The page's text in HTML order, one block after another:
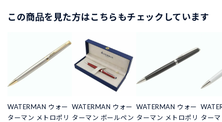
この商品を見た方はこちらもチェックしています
WATERMAN ウォー
ターマン メトロポリ
WATERMAN ウォー
ターマン ボールペン
WATERMAN ウォー
ターマン メトロポリ ター